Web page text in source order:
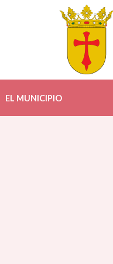
EL MUNICIPIO